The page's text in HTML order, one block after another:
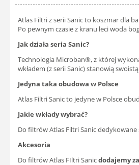
Atlas Filtri z serii Sanic to koszmar dla
Po pewnym czasie z kranu leci woda
Jak działa seria Sanic?
Technologia Microban®, z której
wkładem (z serii Sanic) stanowią
Jedyna taka obudowa w Polsce
Atlas Filtri Sanic to jedyne w Polsce
Jakie wkłady wybrać?
Do filtrów Atlas Filtri Sanic
Akcesoria
Do filtrów Atlas FIltri Sanicdodajemy